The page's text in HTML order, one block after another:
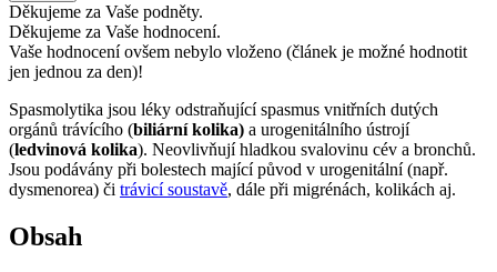
Děkujeme za Vaše podněty.
Děkujeme za Vaše hodnocení.
Vaše hodnocení ovšem nebylo vloženo (článek je možné hodnotit
jen jednou za den)!
Spasmolytika jsou léky odstraňující spasmus vnitřních dutých
orgánů trávícího (biliární kolika) a urogenitálního ústrojí
(ledvinová kolika). Neovlivňují hladkou svalovinu cév a bronchů.
Jsou podávány při bolestech mající původ v urogenitální (např.
dysmenorea) či trávicí soustavě, dále při migrénách, kolikách aj.
Obsah